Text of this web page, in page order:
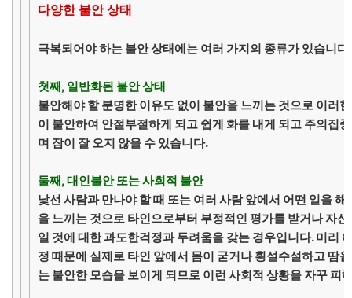
다양한 불안 상태
극복되어야 하는 불안 상태에는 여러 가지의 종류가 있습니다.
첫째, 일반화된 불안 상태
불안해야 할 분명한 이유도 없이 불안을 느끼는 것으로 이러
이 불안하여 안절부절하게 되고 쉽게 화를 내게 되고 주의집
며 잠이 잘 오지 않을 수 있습니다.
둘째, 대인불안 또는 사회적 불안
낯선 사람과 만나야 할 때 또는 여러 사람 앞에서 어떤 일을 해
을 느끼는 것으로 타인으로부터 부정적인 평가를 받거나 자
일 것에 대한 과도한걱정과 두려움을 갖는 경우입니다. 미리
정 때문에 실제로 타인 앞에서 몸이 굳거나 횡설수설하고 땀
는 불안한 모습을 보이게 되므로 이런 사회적 상황을 자꾸 피